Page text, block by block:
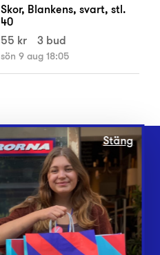
Skor, Blankens, svart, stl.
40
55 kr
3 bud
sön 9 aug 18:05
Stäng